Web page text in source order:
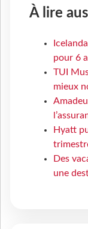
À lire
pour 6
TUI
mieux
Hyatt
Des
une